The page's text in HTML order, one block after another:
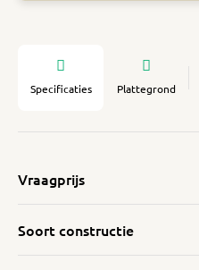
Specificaties Plattegrond
Vraagprijs
Soort constructie